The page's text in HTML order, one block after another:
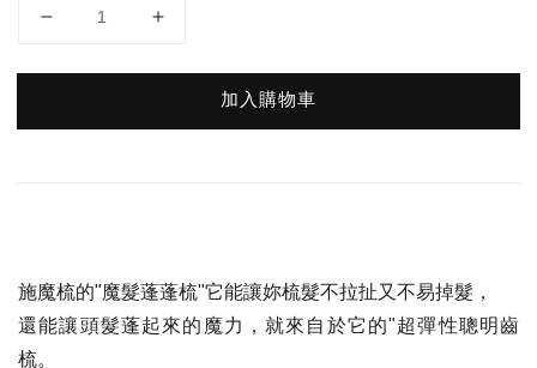
加入購物車
施魔梳的"魔髮蓬蓬梳"它能讓妳梳髮不拉扯又不易掉髮，
還能讓頭髮蓬起來的魔力，就來自於它的"超彈性聰明齒
梳。